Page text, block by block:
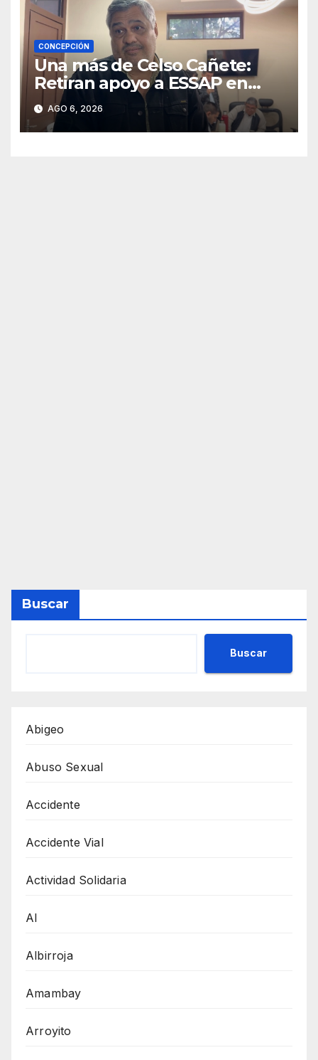
CONCEPCIÓN
Una más de Celso Cañete:
Retiran apoyo a ESSAP en
Concepción
AGO 6, 2026
Buscar
Buscar
Abigeo
Abuso Sexual
Accidente
Accidente Vial
Actividad Solidaria
AI
Albirroja
Amambay
Arroyito